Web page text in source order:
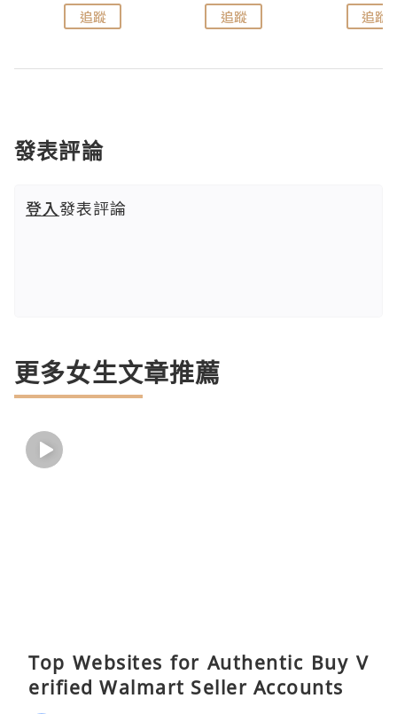
追蹤 追蹤 追蹤
發表評論
登入發表評論
更多女生文章推薦
Top Websites for Authentic Buy V
erified Walmart Seller Accounts